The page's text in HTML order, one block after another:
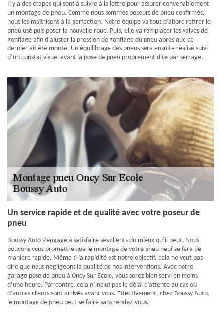
Il y a des étapes qui sont à suivre à la lettre pour assurer convenablement
un montage de pneu. Comme nous sommes poseurs de pneu confirmés,
nous les maîtrisons à la perfection. Notre équipe va tout d’abord retirer le
pneu usé puis poser la nouvelle roue. Puis, elle va remplacer les valves de
gonflage afin d’ajuster la pression de gonflage du pneu après que ce
dernier ait été monté. Un équilibrage des pneus sera ensuite réalisé suivi
d’un constat visuel avant la pose de pneu proprement dite par serrage.
Un service rapide et de qualité avec votre poseur de
pneu
Boussy Auto s’engage à satisfaire ses clients du mieux qu’il peut. Nous
pouvons vous promettre que le montage de votre pneu neuf se fera de
manière rapide. Même si la rapidité est notre objectif, cela ne veut pas
dire que nous négligeons la qualité de nos interventions. Avec notre
garage pose de pneu à Oncy Sur Ecole, vous serez bien servi en moins
d’une heure. Par contre, cela n’inclut pas le délai d’attente au cas où
d’autres clients sont arrivés avant vous. Effectivement, chez Boussy Auto,
le montage de pneu peut se faire sans rendez-vous.